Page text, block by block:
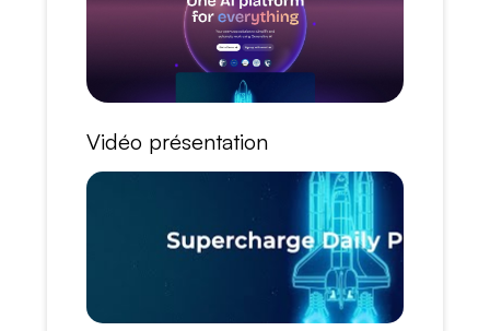
Vidéo présentation